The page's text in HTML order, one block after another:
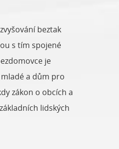
beztak
s tím spojené
je
a dům pro
zákon o obcích a
lidských